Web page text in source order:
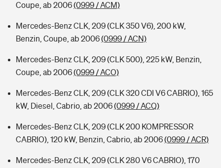
Coupe, ab 2006(0999 / ACM)
Mercedes-Benz CLK, 209 (CLK 350 V6), 200 kW,
Benzin, Coupe, ab 2006(0999 / ACN)
Mercedes-Benz CLK, 209 (CLK 500), 225 kW, Benzin,
Coupe, ab 2006(0999 / ACO)
Mercedes-Benz CLK, 209 (CLK 320 CDI V6 CABRIO), 165
kW, Diesel, Cabrio, ab 2006(0999 / ACQ)
Mercedes-Benz CLK, 209 (CLK 200 KOMPRESSOR
CABRIO), 120 kW, Benzin, Cabrio, ab 2006(0999 / ACR)
Mercedes-Benz CLK, 209 (CLK 280 V6 CABRIO), 170